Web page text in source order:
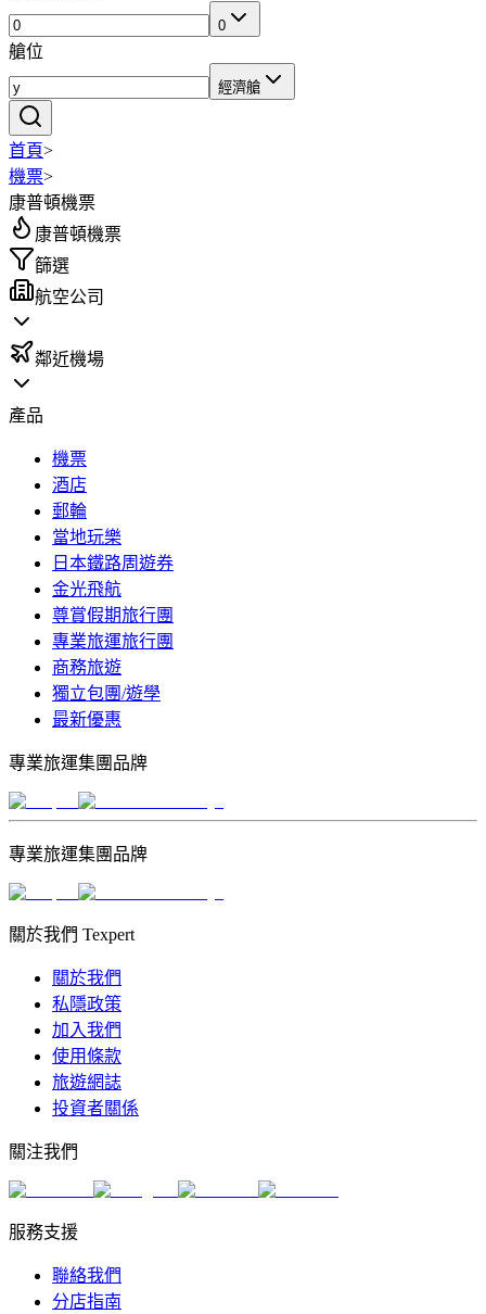
0
艙位
經濟艙
首頁>
機票>
康普頓機票
康普頓機票
篩選
航空公司
鄰近機場
產品
機票
酒店
郵輪
當地玩樂
日本鐵路周遊券
金光飛航
尊賞假期旅行團
專業旅運旅行團
商務旅遊
獨立包團/遊學
最新優惠
專業旅運集團品牌
專業旅運集團品牌
關於我們 Texpert
關於我們
私隱政策
加入我們
使用條款
旅遊網誌
投資者關係
關注我們
服務支援
聯絡我們
分店指南